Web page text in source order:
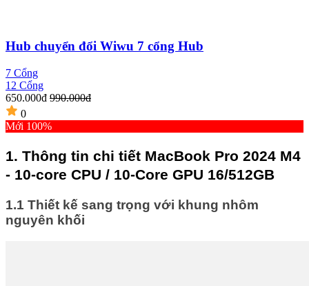
Hub chuyển đổi Wiwu 7 cổng Hub
7 Cổng
12 Cổng
650.000đ 990.000đ
0
Mới 100%
1. Thông tin chi tiết MacBook Pro 2024 M4
- 10-core CPU / 10-Core GPU 16/512GB
1.1 Thiết kế sang trọng với khung nhôm
nguyên khối